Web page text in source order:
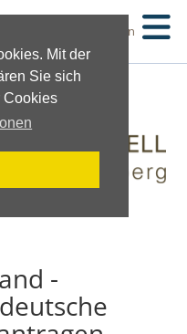
Mit der
Sie sich
Cookies
Suchen
-